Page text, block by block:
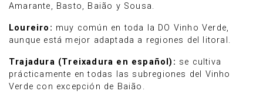
Amarante, Basto, Baião y Sousa.
Loureiro: muy común en toda la DO Vinho Verde,
aunque está mejor adaptada a regiones del litoral.
Trajadura (Treixadura en español): se cultiva
prácticamente en todas las subregiones del Vinho
Verde con excepción de Baião.